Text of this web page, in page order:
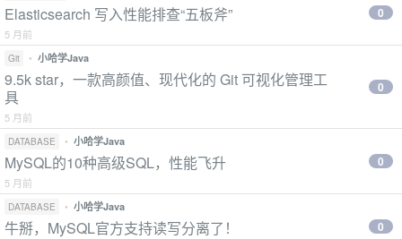
Elasticsearch 写入性能排查“五板斧”
5 月前
0
Git • 小哈学Java
9.5k star，一款高颜值、现代化的 Git 可视化管理工
具
5 月前
0
DATABASE • 小哈学Java
MySQL的10种高级SQL，性能飞升
5 月前
0
DATABASE • 小哈学Java
牛掰，MySQL官方支持读写分离了！ 0